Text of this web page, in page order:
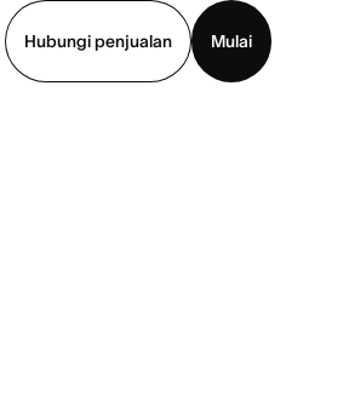
Hubungi penjualan
Mulai